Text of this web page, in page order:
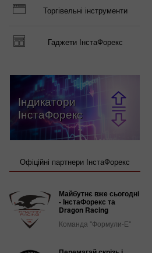
Торгівельні інструменти
Гаджети ІнстаФорекс
Індикатори
ІнстаФорекс
Офіційні партнери ІнстаФорекс
Майбутнє вже сьогодні
- ІнстаФорекс та
Dragon Racing
Команда "Формули-Е"